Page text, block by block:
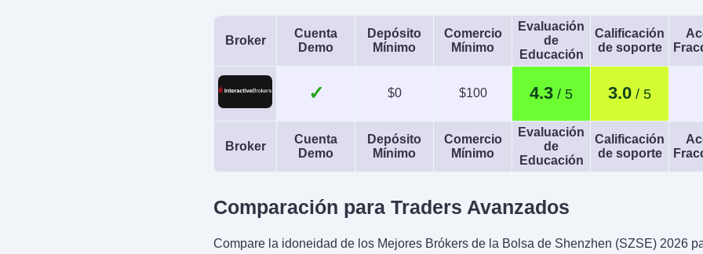
Broker
Cuenta
Demo
Depósito
Mínimo
Comercio
Mínimo
Evaluación
de
Educación
Calificación
de soporte
✓ $0 $100 4.3 3.0
Broker
Cuenta
Demo
Depósito
Mínimo
Comercio
Mínimo
Evaluación
de
Educación
Calificación
de soporte
Comparación para Traders Avanzados
Compare la idoneidad de los Mejores Brókers de la Bolsa de Shenzhen (SZSE) 2026